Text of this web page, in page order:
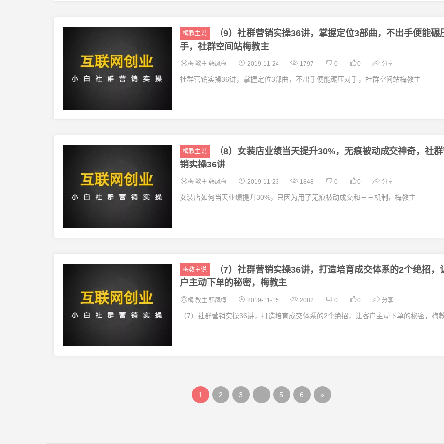
梅教主说
（9）社群营销实操36讲，掌握定位3部曲，不出手便能碾
手，社群空间站梅教主
梅 教主|韩凤梅 2019-11-24 1797 0 0 分享
社群营销实操36讲，掌握定位3部曲，不出手便能碾压对手，社群空间站梅教主
梅教主说
（8）女装店业绩当天提升30%，无痕被动成交神奇，社
销实操36讲
梅 教主|韩凤梅 2019-11-23 1848 0 0 分享
女装店如何当天业绩提升30%，只因为用了无痕被动成交和三三机制，梅教主
梅教主说
（7）社群营销实操36讲，打造培育成交体系的2个绝招，
户主动下单的秘密，梅教主
梅 教主|韩凤梅 2019-11-15 2082 0 0 分享
（7）社群营销实操36讲，打造培育成交体系的2个绝招，让客户主动下单的秘密，梅
1 2 3 5 6 »